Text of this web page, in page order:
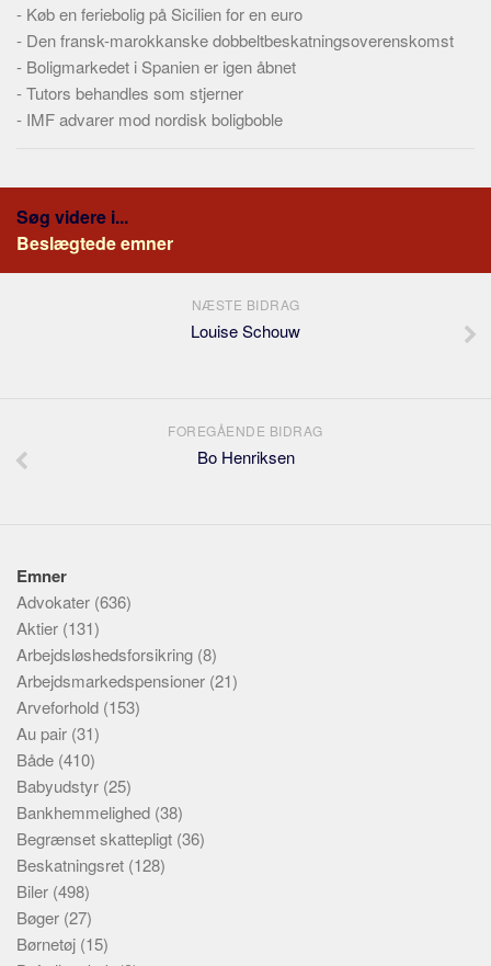
- Køb en feriebolig på Sicilien for en euro
- Den fransk-marokkanske dobbeltbeskatningsoverenskomst
- Boligmarkedet i Spanien er igen åbnet
-Tutors behandles som stjerner
- IMF advarer mod nordisk boligboble
Søg videre i...
Beslægtede emner
NÆSTE BIDRAG
Louise Schouw
FOREGÅENDE BIDRAG
Bo Henriksen
Emner
Advokater (636)
Aktier (131)
Arbejdsløshedsforsikring (8)
Arbejdsmarkedspensioner (21)
Arveforhold (153)
Au pair (31)
Både (410)
Babyudstyr (25)
Bankhemmelighed (38)
Begrænset skattepligt (36)
Beskatningsret (128)
Biler (498)
Bøger (27)
Børnetøj (15)